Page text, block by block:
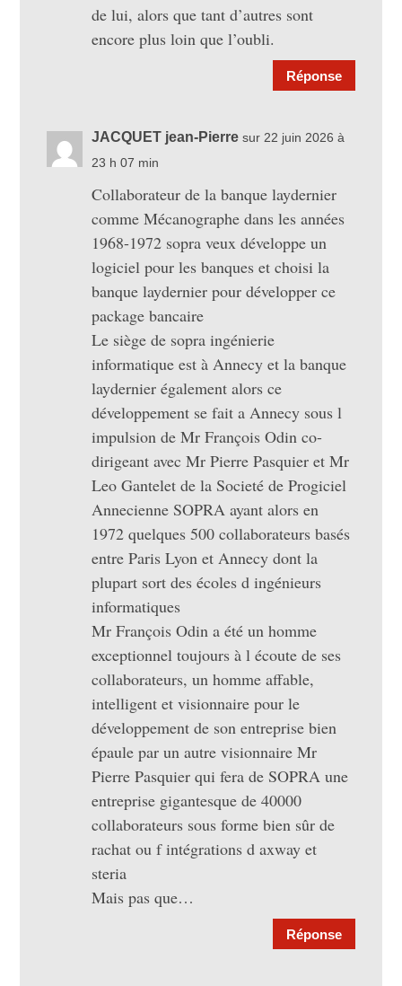
de lui, alors que tant d’autres sont
encore plus loin que l’oubli.
Réponse
JACQUET jean-Pierre sur 22 juin 2026 à
23 h 07 min
Collaborateur de la banque laydernier
comme Mécanographe dans les années
1968-1972 sopra veux développe un
logiciel pour les banques et choisi la
banque laydernier pour développer ce
package bancaire
Le siège de sopra ingénierie
informatique est à Annecy et la banque
laydernier également alors ce
développement se fait a Annecy sous l
impulsion de Mr François Odin co-
dirigeant avec Mr Pierre Pasquier et Mr
Leo Gantelet de la Societé de Progiciel
Annecienne SOPRA ayant alors en
1972 quelques 500 collaborateurs basés
entre Paris Lyon et Annecy dont la
plupart sort des écoles d ingénieurs
informatiques
Mr François Odin a été un homme
exceptionnel toujours à l écoute de ses
collaborateurs, un homme affable,
intelligent et visionnaire pour le
développement de son entreprise bien
épaule par un autre visionnaire Mr
Pierre Pasquier qui fera de SOPRA une
entreprise gigantesque de 40000
collaborateurs sous forme bien sûr de
rachat ou f intégrations d axway et
steria
Mais pas que…
Réponse